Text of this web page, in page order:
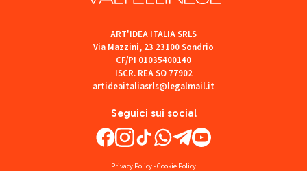
Seguici sui social
ART'IDEA ITALIA SRLS
Via Mazzini, 23 23100 Sondrio
CF/PI 01035400140
ISCR. REA SO 77902
artideaitaliasrls@legalmail.it
Privacy Policy-Cookie Policy